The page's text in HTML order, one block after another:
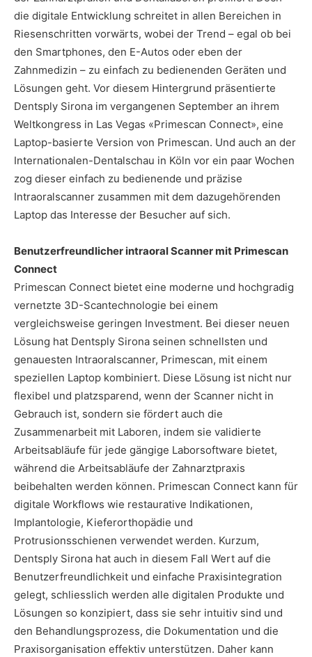
die digitale Entwicklung schreitet in allen Bereichen in
Riesenschritten vorwärts, wobei der Trend – egal ob bei
den Smartphones, den E-Autos oder eben der
Zahnmedizin – zu einfach zu bedienenden Geräten und
Lösungen geht. Vor diesem Hintergrund präsentierte
Dentsply Sirona im vergangenen September an ihrem
Weltkongress in Las Vegas «Primescan Connect», eine
Laptop-basierte Version von Primescan. Und auch an der
Internationalen-Dentalschau in Köln vor ein paar Wochen
zog dieser einfach zu bedienende und präzise
Intraoralscanner zusammen mit dem dazugehörenden
Laptop das Interesse der Besucher auf sich.
Benutzerfreundlicher intraoral Scanner mit Primescan
Connect
Primescan Connect bietet eine moderne und hochgradig
vernetzte 3D-Scantechnologie bei einem
vergleichsweise geringen Investment. Bei dieser neuen
Lösung hat Dentsply Sirona seinen schnellsten und
genauesten Intraoralscanner, Primescan, mit einem
speziellen Laptop kombiniert. Diese Lösung ist nicht nur
flexibel und platzsparend, wenn der Scanner nicht in
Gebrauch ist, sondern sie fördert auch die
Zusammenarbeit mit Laboren, indem sie validierte
Arbeitsabläufe für jede gängige Laborsoftware bietet,
während die Arbeitsabläufe der Zahnarztpraxis
beibehalten werden können. Primescan Connect kann für
digitale Workflows wie restaurative Indikationen,
Implantologie, Kieferorthopädie und
Protrusionsschienen verwendet werden. Kurzum,
Dentsply Sirona hat auch in diesem Fall Wert auf die
Benutzerfreundlichkeit und einfache Praxisintegration
gelegt, schliesslich werden alle digitalen Produkte und
Lösungen so konzipiert, dass sie sehr intuitiv sind und
den Behandlungsprozess, die Dokumentation und die
Praxisorganisation effektiv unterstützen. Daher kann